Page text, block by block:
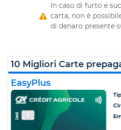
In caso di furto e
carta, non è
di denaro presente
10 Migliori Carte
EasyPlus